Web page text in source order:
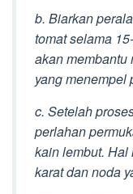
b. Biarkan
tomat selama
akan membantu
yang menempel
c. Setelah
perlahan
kain lembut. Hal
karat dan noda